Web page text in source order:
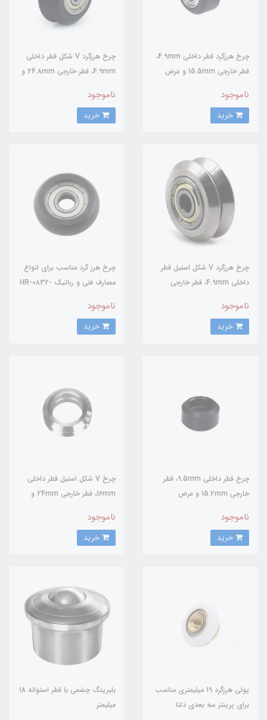
چرخ هرزگرد قطر داخلی 4.9mm،
قطر خارجی 15.5mm و عرض
ناموجود
چرخ هرزگرد V شکل قطر داخلی
4.9mm، قطر خارجی 24.8mm و
ناموجود
چرخ هرزگرد V شکل استیل قطر
داخلی 4.9mm، قطر خارجی
بلبرینگ
ناموجود
چرخ هرز گرد مناسب برای انواع
مصارف فنی و رباتیک HR-0832-
ناموجود
چرخ قطر داخلی 9.5mm، قطر
خارجی 15.2mm و عرض
ناموجود
چرخ V شکل استیل قطر داخلی
16mm، قطر خارجی 24mm و
ناموجود
پولی هرزگرد 19 میلیمتری مناسب
برای پرینتر سه بعدی دلتا
بلبرینگ چشمی با قطر استوانه 18
میلیمتر